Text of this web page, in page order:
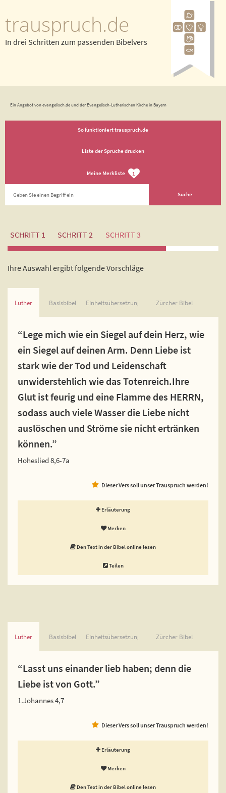
trauspruch.de
In drei Schritten zum passenden Bibelvers
Ein Angebot von evangelisch.de und der Evangelisch-Lutherischen Kirche in Bayern
So funktioniert trauspruch.de
Liste der Sprüche drucken
Meine Merkliste 1
SCHRITT 1 SCHRITT 2 SCHRITT 3
Ihre Auswahl ergibt folgende Vorschläge
Luther Basisbibel Einheitsübersetzung Zürcher Bibel
“Lege mich wie ein Siegel auf dein Herz, wie
ein Siegel auf deinen Arm. Denn Liebe ist
stark wie der Tod und Leidenschaft
unwiderstehlich wie das Totenreich.Ihre
Glut ist feurig und eine Flamme des HERRN,
sodass auch viele Wasser die Liebe nicht
auslöschen und Ströme sie nicht ertränken
können.”
Hoheslied 8,6-7a
Dieser Vers soll unser Trauspruch werden!
Erläuterung
Merken
Den Text in der Bibel online lesen
Teilen
Luther Basisbibel Einheitsübersetzung Zürcher Bibel
“Lasst uns einander lieb haben; denn die
Liebe ist von Gott.”
1.Johannes 4,7
Dieser Vers soll unser Trauspruch werden!
Erläuterung
Merken
Den Text in der Bibel online lesen